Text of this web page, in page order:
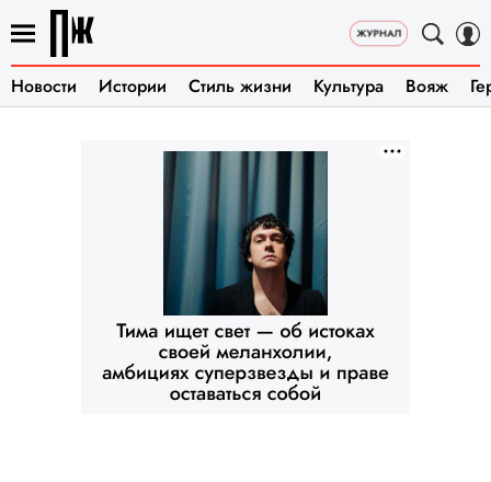
Новости Истории Стиль жизни Культура Вояж